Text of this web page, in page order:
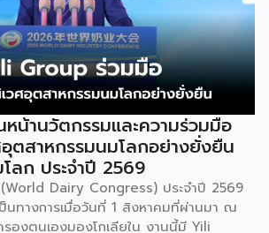
งทองธานี คาดเม็ดเงินสะพัดในงานราว
นพงษ์ นัยนาภากรณ์ อธิบดีกรมพัฒนา
งพาณิชย์ กล่าวว่า งาน ” Franchise Expo
E-Commerce Selection Expo
วทีแสดงธุรกิจแฟรนไชส์และโซลูชั่นส์แบบครบ
น้านวัตกรรมและความร่วมมือ
อุตสาหกรรมนมโลกอย่างยั่งยืน
ลก ประจำปี 2569
Dairy Congress) ประจำปี 2569
นทางการเมื่อวันที่ 1 สิงหาคมที่ผ่านมา ณ
องตนเองมองโกเลียใน งานนี้มี Yili